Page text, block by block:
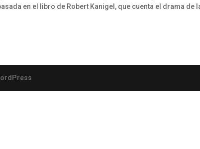
en el libro de Robert Kanigel, que cuenta el drama de